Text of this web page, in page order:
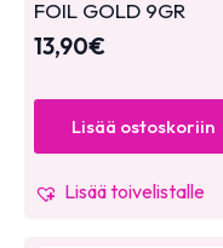
FOIL GOLD 9GR
13,90€
Lisää ostoskoriin
Lisää toivelistalle